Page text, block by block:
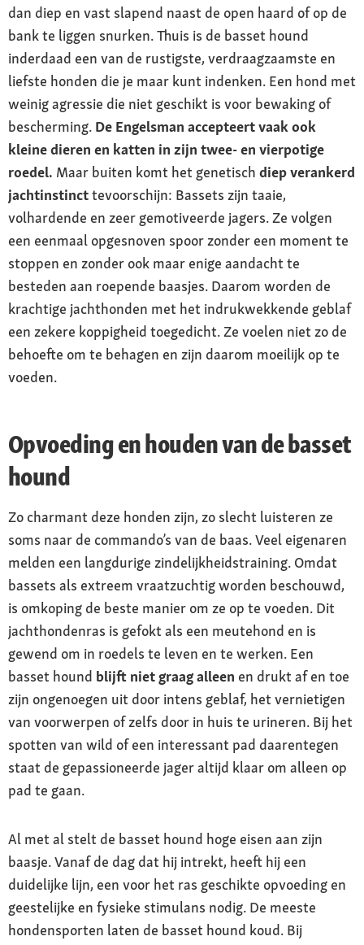
dan diep en vast slapend naast de open haard of op de
bank te liggen snurken. Thuis is de basset hound
inderdaad een van de rustigste, verdraagzaamste en
liefste honden die je maar kunt indenken. Een hond met
weinig agressie die niet geschikt is voor bewaking of
bescherming. De Engelsman accepteert vaak ook
kleine dieren en katten in zijn twee- en vierpotige
roedel. Maar buiten komt het genetisch diep verankerd
jachtinstincttevoorschijn: Bassets zijn taaie,
volhardende en zeer gemotiveerde jagers. Ze volgen
een eenmaal opgesnoven spoor zonder een moment te
stoppen en zonder ook maar enige aandacht te
besteden aan roepende baasjes. Daarom worden de
krachtige jachthonden met het indrukwekkende geblaf
een zekere koppigheid toegedicht. Ze voelen niet zo de
behoefte om te behagen en zijn daarom moeilijk op te
voeden.
Opvoeding en houden van de basset
hound
Zo charmant deze honden zijn, zo slecht luisteren ze
soms naar de commando’s van de baas. Veel eigenaren
melden een langdurige zindelijkheidstraining. Omdat
bassets als extreem vraatzuchtig worden beschouwd,
is omkoping de beste manier om ze op te voeden. Dit
jachthondenras is gefokt als een meutehond en is
gewend om in roedels te leven en te werken. Een
basset hound blijft niet graag alleen en drukt af en toe
zijn ongenoegen uit door intens geblaf, het vernietigen
van voorwerpen of zelfs door in huis te urineren. Bij het
spotten van wild of een interessant pad daarentegen
staat de gepassioneerde jager altijd klaar om alleen op
pad te gaan.
Al met al stelt de basset hound hoge eisen aan zijn
baasje. Vanaf de dag dat hij intrekt, heeft hij een
duidelijke lijn, een voor het ras geschikte opvoeding en
geestelijke en fysieke stimulans nodig. De meeste
hondensporten laten de basset hound koud. Bij